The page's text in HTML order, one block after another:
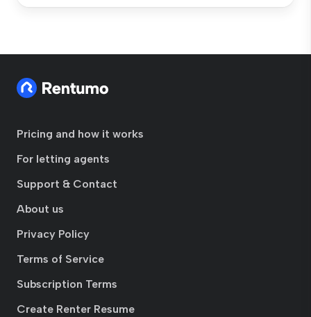
Pricing and how it works
For letting agents
Support & Contact
About us
Privacy Policy
Terms of Service
Subscription Terms
Create Renter Resume